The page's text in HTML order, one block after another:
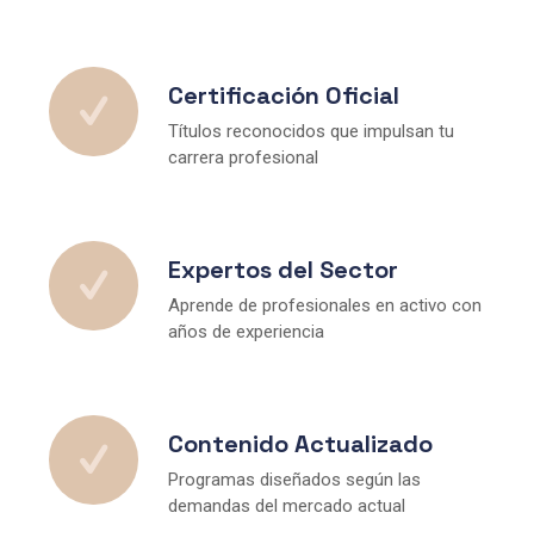
Certificación Oficial
Títulos reconocidos que impulsan tu
carrera profesional
Expertos del Sector
Aprende de profesionales en activo con
años de experiencia
Contenido Actualizado
Programas diseñados según las
demandas del mercado actual